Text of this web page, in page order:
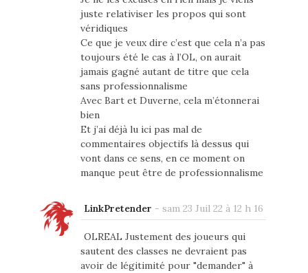
juste relativiser les propos qui sont
véridiques
Ce que je veux dire c’est que cela n’a pas
toujours été le cas à l’OL, on aurait
jamais gagné autant de titre que cela
sans professionnalisme
Avec Bart et Duverne, cela m’étonnerai
bien
Et j’ai déjà lu ici pas mal de
commentaires objectifs là dessus qui
vont dans ce sens, en ce moment on
manque peut être de professionnalisme
LinkPretender - sam 23 Juil 22 à 12 h 16
OLREAL Justement des joueurs qui
sautent des classes ne devraient pas
avoir de légitimité pour "demander" à